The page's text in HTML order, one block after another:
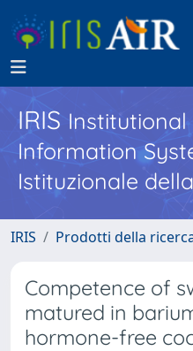
IRISInstitutional
Information
Istituzionale
IRIS Prodotti della
Competence of
matured in
hormone-free